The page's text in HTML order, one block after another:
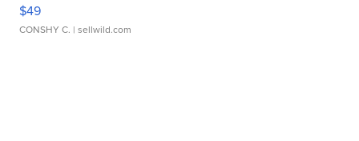
$49
CONSHY C. | sellwild.com